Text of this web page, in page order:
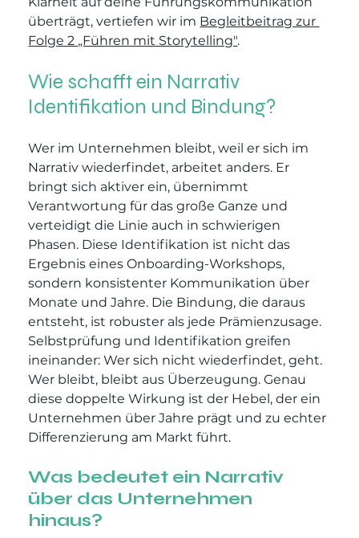
überträgt, vertiefen wir im Begleitbeitrag zur
Folge 2 „Führen mit Storytelling".
Wie schafft ein Narrativ
Identifikation und Bindung?
Wer im Unternehmen bleibt, weil er sich im
Narrativ wiederfindet, arbeitet anders. Er
bringt sich aktiver ein, übernimmt
Verantwortung für das große Ganze und
verteidigt die Linie auch in schwierigen
Phasen. Diese Identifikation ist nicht das
Ergebnis eines Onboarding-Workshops,
sondern konsistenter Kommunikation über
Monate und Jahre. Die Bindung, die daraus
entsteht, ist robuster als jede Prämienzusage.
Selbstprüfung und Identifikation greifen
ineinander: Wer sich nicht wiederfindet, geht.
Wer bleibt, bleibt aus Überzeugung. Genau
diese doppelte Wirkung ist der Hebel, der ein
Unternehmen über Jahre prägt und zu echter
Differenzierung am Markt führt.
Was bedeutet ein Narrativ
über das Unternehmen
hinaus?